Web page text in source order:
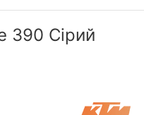
390 Сірий